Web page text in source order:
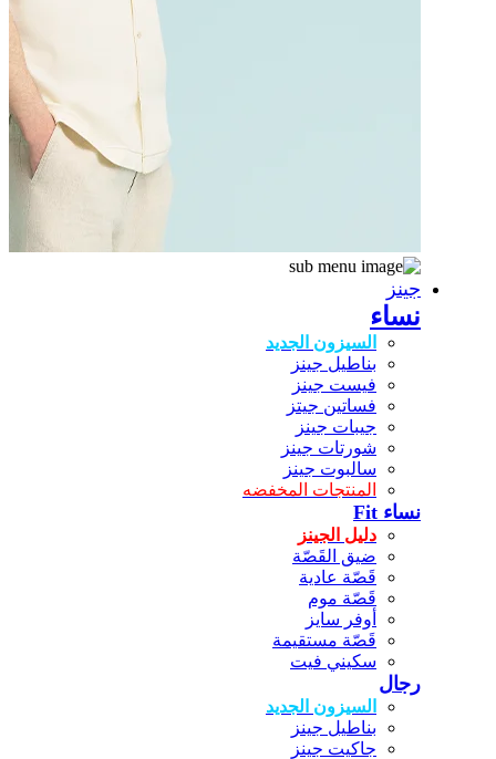
جينز
نساء
السيزون الجديد
بناطيل جينز
فيست جينز
فساتين جيتز
جيبات جينز
شورتات جينز
سالبوت جينز
المنتجات المخفضه
نساء Fit
دليل الجينز
ضيق القَصّة
قَصّة عادية
قَصّة موم
أوفر سايز
قَصّة مستقيمة
سكيني فيت
رجال
السيزون الجديد
بناطيل جينز
جاكيت جينز